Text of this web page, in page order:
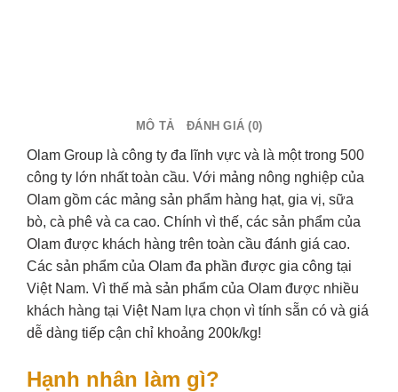
MÔ TẢ ĐÁNH GIÁ (0)
Olam Group là công ty đa lĩnh vực và là một trong 500
công ty lớn nhất toàn cầu. Với mảng nông nghiệp của
Olam gồm các mảng sản phẩm hàng hạt, gia vị, sữa
bò, cà phê và ca cao. Chính vì thế, các sản phẩm của
Olam được khách hàng trên toàn cầu đánh giá cao.
Các sản phẩm của Olam đa phần được gia công tại
Việt Nam. Vì thế mà sản phẩm của Olam được nhiều
khách hàng tại Việt Nam lựa chọn vì tính sẵn có và giá
dễ dàng tiếp cận chỉ khoảng 200k/kg!
Hạnh nhân làm gì?